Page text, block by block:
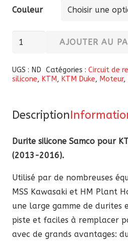
Couleur
quantité
Durite
silicone
Super
Duke
(2013-
2016)
AJOUTER AU
UGS : ND Catégories : Circuit de
silicone, KTM, KTM Duke, Moteur,
Description
Durite silicone Samco pour
(2013-2016).
Utilisé par de nombreuses
MSS Kawasaki et HM Plant
une large gamme de durites
piste et faciles à remplacer
avec de grands avantages: